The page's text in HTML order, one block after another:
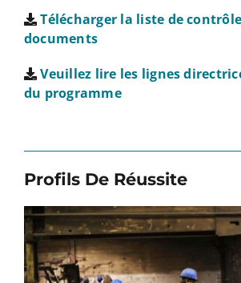
Télécharger la liste de
documents
Veuillez lire les lignes
du programme
Profils De Réussite